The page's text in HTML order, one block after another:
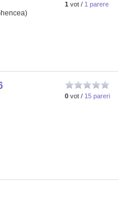
1 vot / 1 parere
0 vot / 15 pareri